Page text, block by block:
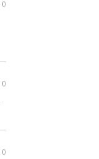
0
0
0